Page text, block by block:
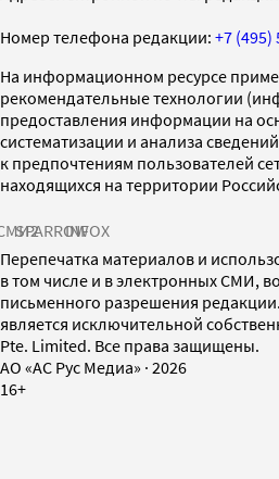
Номер телефона редакции: +7 (495)
На информационном ресурсе
рекомендательные технологии
предоставления информации на
систематизации и анализа
к предпочтениям пользователей
находящихся на территории
SPARROWINFOX
Перепечатка материалов и
в том числе и в электронных СМИ,
письменного разрешения
является исключительной
Pte. Limited. Все права защищены.
AO «АС Рус Медиа» · 2026
16+